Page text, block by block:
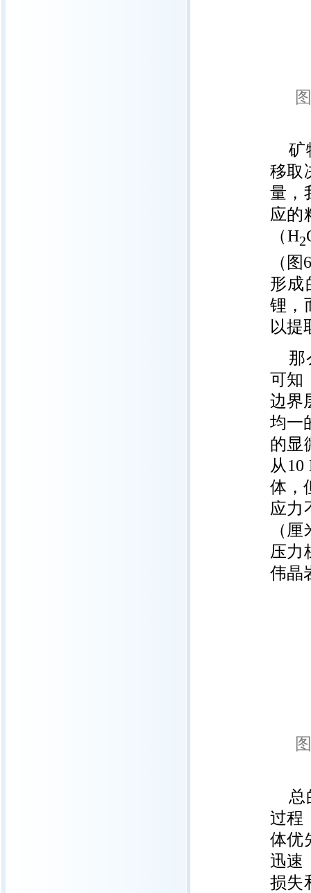
矿
移取
量，
应的
（H2
（
形成
锂，
以提
那
可知
边界
均一
的显
从
体，
应力
（
压力
伟晶
总
过程
体优
迅速
损失